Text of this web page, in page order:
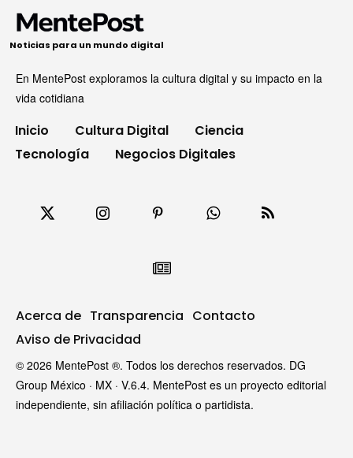
Noticias para un mundo digital
En MentePost exploramos la cultura digital y su impacto en la
vida cotidiana
Inicio Cultura Digital
Ciencia
Tecnología
Negocios Digitales
Acerca de Transparencia Contacto
Aviso de Privacidad
© 2026 MentePost ®. Todos los derechos reservados. DG
Group México · MX · V.6.4. MentePost es un proyecto editorial
independiente, sin afiliación política o partidista.